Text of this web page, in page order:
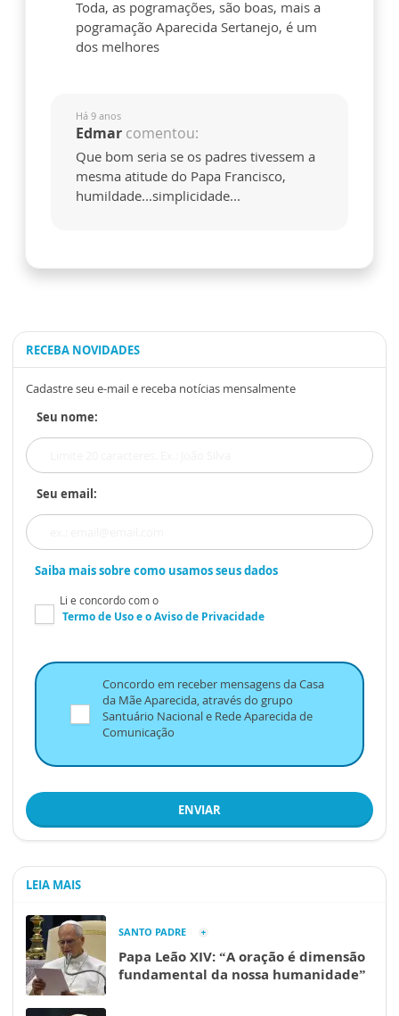
Toda, as pogramações, são boas, mais a
pogramação Aparecida Sertanejo, é um
dos melhores
Há 9 anos
Edmar comentou:
Que bom seria se os padres tivessem a
mesma atitude do Papa Francisco,
humildade...simplicidade...
RECEBA NOVIDADES
Cadastre seu e-mail e receba notícias mensalmente
Seu nome:
Seu email:
Saiba mais sobre como usamos seus dados
Li e concordo com o
Termo de Usoe oAviso de Privacidade
Concordo em receber mensagens da Casa
da Mãe Aparecida, através do grupo
Santuário Nacional e Rede Aparecida de
Comunicação
ENVIAR
LEIA MAIS
SANTO PADRE
Papa Leão XIV: “A oração é dimensão
fundamental da nossa humanidade”